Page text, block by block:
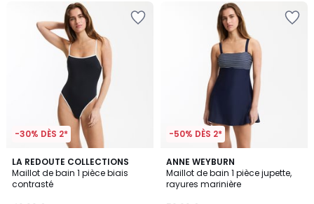
-30% DÈS 2*
LA REDOUTE COLLECTIONS
Maillot de bain 1 pièce biais
contrasté
1
/
5
-50% DÈS 2*
ANNE WEYBURN
Maillot de bain 1 pièce jupette,
rayures marinière
4,6
/ 5